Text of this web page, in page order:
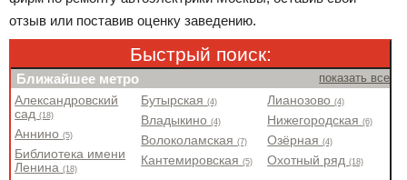
отзыв или поставив оценку заведению.
Быстрый поиск:
Ближайшее метро показать все
Александровский
сад(18)
Аннино(5)
Библиотека имени
Ленина(18)
Бутырская(4)
Владыкино(4)
Волоколамская(7)
Кантемировская(5)
Лианозово(4)
Нижегородская(6)
Озёрная(4)
Охотный ряд(18)